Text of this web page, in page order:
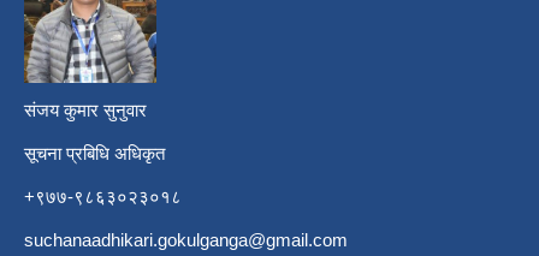
संजय कुमार सुनुवार
सूचना प्रबिधि अधिकृत
+९७७-९८६३०२३०१८
suchanaadhikari.gokulganga@gmail.com